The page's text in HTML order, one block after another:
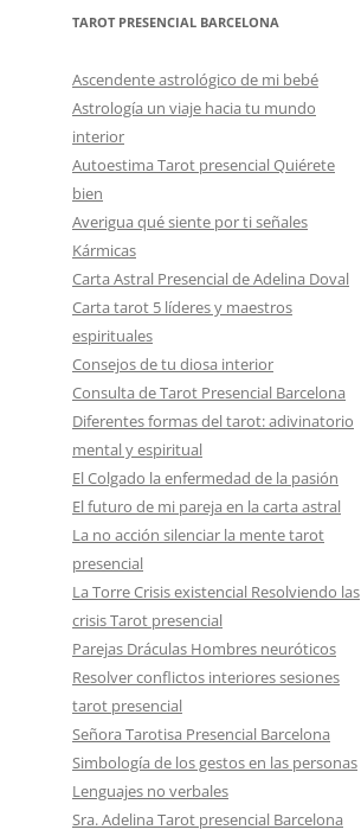
TAROT PRESENCIAL BARCELONA
Ascendente astrológico de mi bebé
Astrología un viaje hacia tu mundo
interior
Autoestima Tarot presencial Quiérete
bien
Averigua qué siente por ti señales
Kármicas
Carta Astral Presencial de Adelina Doval
Carta tarot 5 líderes y maestros
espirituales
Consejos de tu diosa interior
Consulta de Tarot Presencial Barcelona
Diferentes formas del tarot: adivinatorio
mental y espiritual
El Colgado la enfermedad de la pasión
El futuro de mi pareja en la carta astral
La no acción silenciar la mente tarot
presencial
La Torre Crisis existencial Resolviendo las
crisis Tarot presencial
Parejas Dráculas Hombres neuróticos
Resolver conflictos interiores sesiones
tarot presencial
Señora Tarotisa Presencial Barcelona
Simbología de los gestos en las personas
Lenguajes no verbales
Sra. Adelina Tarot presencial Barcelona